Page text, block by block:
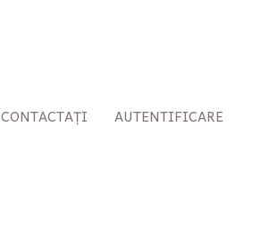
CONTACTAȚI AUTENTIFICARE